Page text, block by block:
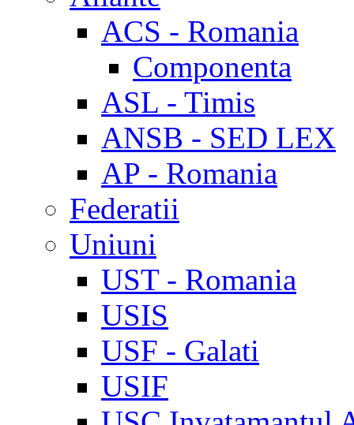
ACS - Romania
Componenta
ASL - Timis
ANSB - SED LEX
AP - Romania
Federatii
Uniuni
UST - Romania
USIS
USF - Galati
USIF